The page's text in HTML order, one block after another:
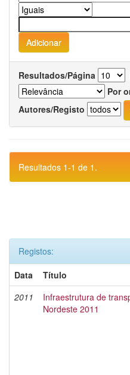
Resultados/Página
Por
Autores/Registo
Resultados 1-1 de 1.
Registos:
Data
Título
2011
Infraestrutura de
Nordeste 2011